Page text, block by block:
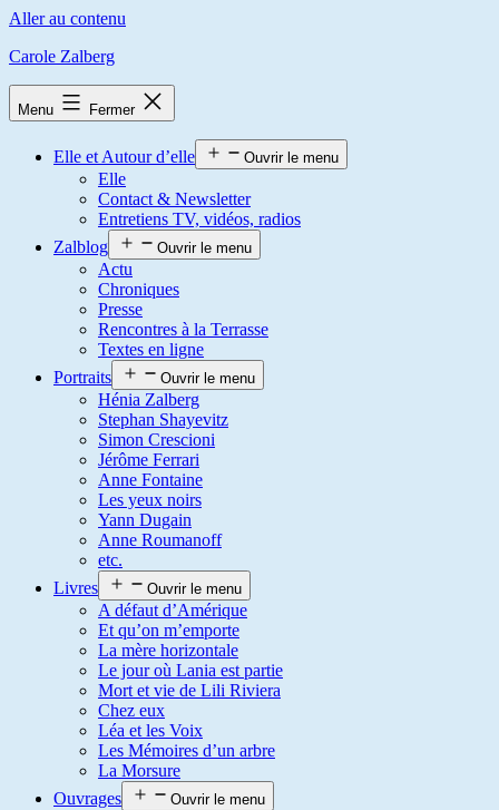
Aller au contenu
Carole Zalberg
Menu Fermer
Elle et Autour d’elle Ouvrir le menu
Elle
Contact & Newsletter
Entretiens TV, vidéos, radios
Zalblog
Ouvrir le menu
Actu
Chroniques
Presse
Rencontres à la Terrasse
Textes en ligne
Portraits
Ouvrir le menu
Hénia Zalberg
Stephan Shayevitz
Simon Crescioni
Jérôme Ferrari
Anne Fontaine
Les yeux noirs
Yann Dugain
Anne Roumanoff
etc.
Livres
Ouvrir le menu
A défaut d’Amérique
Et qu’on m’emporte
La mère horizontale
Le jour où Lania est partie
Mort et vie de Lili Riviera
Chez eux
Léa et les Voix
Les Mémoires d’un arbre
La Morsure
Ouvrages
Ouvrir le menu